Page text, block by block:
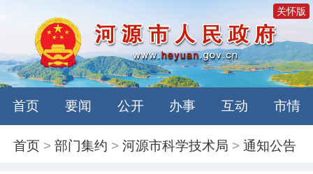
关怀版
首页 要闻 公开 办事 互动 市情
首页 >部门集约 >河源市科学技术局 >通知公告